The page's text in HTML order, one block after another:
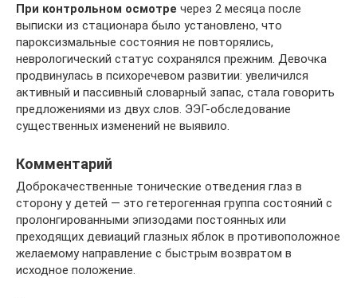
При контрольном осмотре через 2 месяца после
выписки из стационара было установлено, что
пароксизмальные состояния не повторялись,
неврологический статус сохранялся прежним. Девочка
продвинулась в психоречевом развитии: увеличился
активный и пассивный словарный запас, стала говорить
предложениями из двух слов. ЭЭГ-обследование
существенных изменений не выявило.
Комментарий
Доброкачественные тонические отведения глаз в
сторону у детей — это гетерогенная группа состояний с
пролонгированными эпизодами постоянных или
преходящих девиаций глазных яблок в противоположное
желаемому направление с быстрым возвратом в
исходное положение.